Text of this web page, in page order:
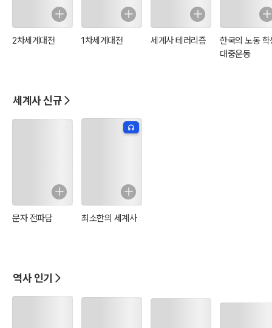
2차세계대전 1차세계대전 세계사 테러리즘
한국의 노동 학
대중운동
세계사 신규
문자 전파담 최소한의 세계사
역사 인기